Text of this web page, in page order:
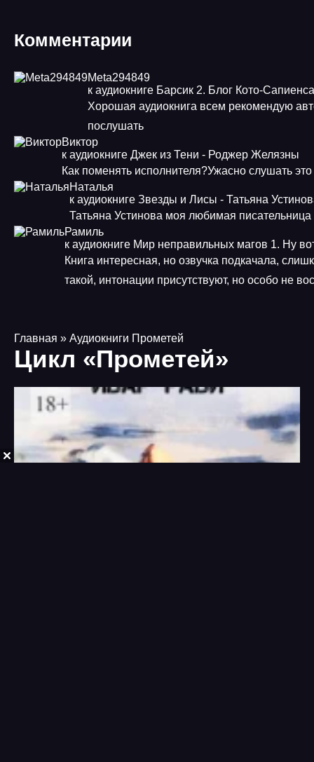
Комментарии
Meta294849
к аудиокниге Барсик 2. Блог Кото-
Хорошая аудиокнига всем рекомендую
послушать
Виктор
к аудиокниге Джек из Тени - Роджер Желязны
Как поменять исполнителя?Ужасно слушать
Наталья
к аудиокниге Звезды и Лисы - Татьяна
Татьяна Устинова моя любимая писательница
Рамиль
к аудиокниге Мир неправильных магов 1. Ну
Книга интересная, но озвучка подкачала,
такой, интонации присутствуют, но особо не
Главная » Аудиокниги Прометей
Цикл «Прометей»